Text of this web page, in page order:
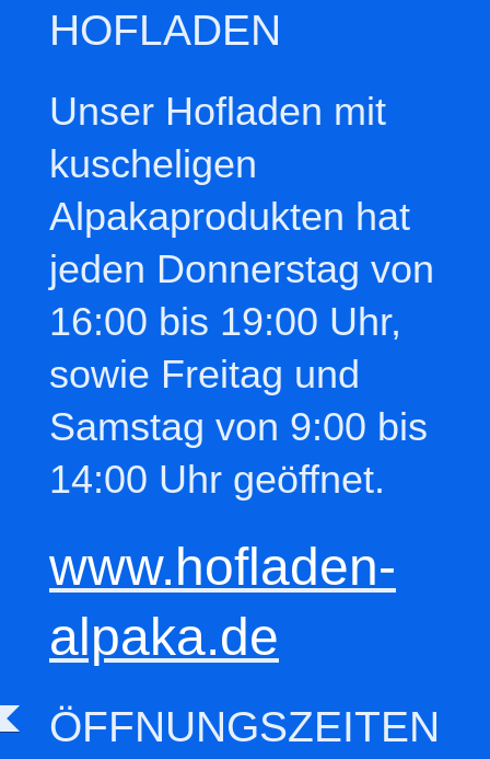
HOFLADEN
Unser Hofladen mit
kuscheligen
Alpakaprodukten hat
jeden Donnerstag von
16:00 bis 19:00 Uhr,
sowie Freitag und
Samstag von 9:00 bis
14:00 Uhr geöffnet.
www.hofladen-
alpaka.de
ÖFFNUNGSZEITEN